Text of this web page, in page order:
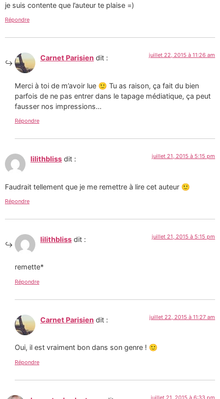
je suis contente que l’auteur te plaise =)
Répondre
Carnet Parisien dit : juillet 22, 2015 à 11:26 am
Merci à toi de m’avoir lue 🙂 Tu as raison, ça fait du bien
parfois de ne pas entrer dans le tapage médiatique, ça peut
fausser nos impressions…
Répondre
lilithbliss dit : juillet 21, 2015 à 5:15 pm
Faudrait tellement que je me remettre à lire cet auteur 🙂
Répondre
lilithbliss dit : juillet 21, 2015 à 5:15 pm
remette*
Répondre
Carnet Parisien dit : juillet 22, 2015 à 11:27 am
Oui, il est vraiment bon dans son genre ! 🙂
Répondre
juillet 21, 2015 à 6:33 pm